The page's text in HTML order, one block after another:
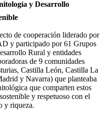
y Desarrollo
de cooperación liderado por
y participado por 61 Grupos
Rural y entidades
de 9 comunidades
Castilla León, Castilla La
y Navarra) que planteaba
que comparten estos
y respetuoso con el
y riqueza.